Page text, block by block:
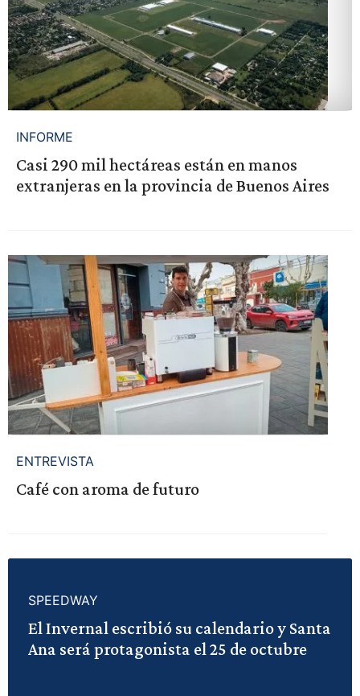
INFORME
Casi 290 mil hectáreas están en manos
extranjeras en la provincia de Buenos Aires
ENTREVISTA
Café con aroma de futuro
SPEEDWAY
El Invernal escribió su calendario y Santa
Ana será protagonista el 25 de octubre